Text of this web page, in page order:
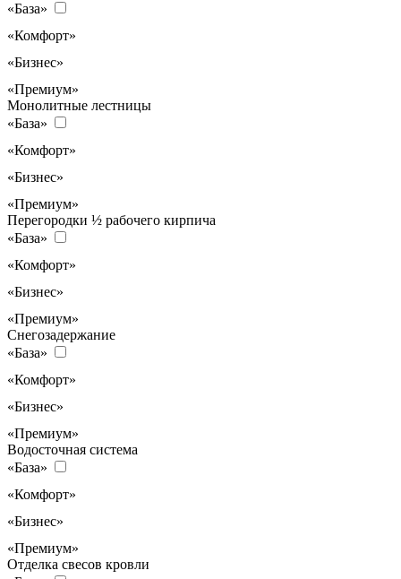
«База»
«Комфорт»
«Бизнес»
«Премиум»
Монолитные лестницы
«База»
«Комфорт»
«Бизнес»
«Премиум»
Перегородки ½ рабочего кирпича
«База»
«Комфорт»
«Бизнес»
«Премиум»
Снегозадержание
«База»
«Комфорт»
«Бизнес»
«Премиум»
Водосточная система
«База»
«Комфорт»
«Бизнес»
«Премиум»
Отделка свесов кровли